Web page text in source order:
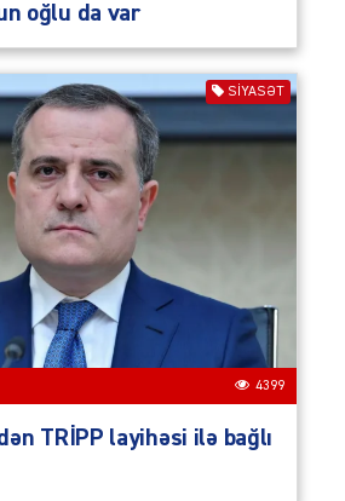
oğlu da var
SIYASƏT
4399
TRİPP layihəsi ilə bağlı